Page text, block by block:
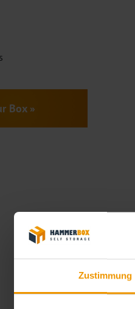
Zustimmung
Box »